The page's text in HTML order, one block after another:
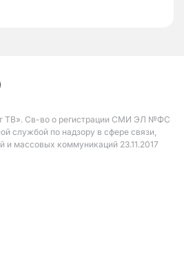
ТВ». Св-во о регистрации СМИ ЭЛ №ФС
службой по надзору в сфере связи,
и массовых коммуникаций 23.11.2017